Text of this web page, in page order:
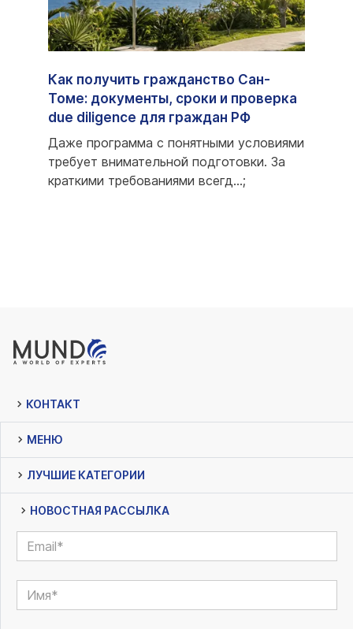
Как получить гражданство Сан-
Томе: документы, сроки и проверка
due diligence для граждан РФ
Даже программа с понятными условиями
требует внимательной подготовки. За
краткими требованиями всегд...;
КОНТАКТ
МЕНЮ
ЛУЧШИЕ КАТЕГОРИИ
НОВОСТНАЯ РАССЫЛКА